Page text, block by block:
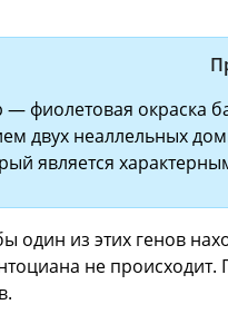
фиолетовая окраска
двух неаллельных
является
один из этих генов
не